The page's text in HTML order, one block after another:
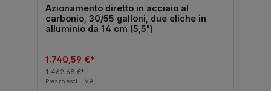
Azionamento diretto in acciaio al
carbonio, 30/55 galloni, due eliche in
alluminio da 14 cm (5,5")
1.740,59 €*
1.462,68 €*
Prezzo escl. I.V.A.